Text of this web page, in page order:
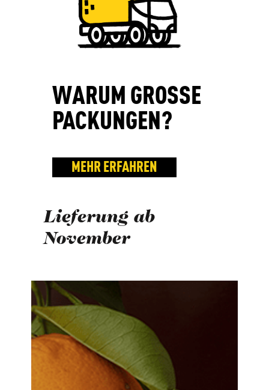
WARUM GROSSE
PACKUNGEN?
MEHR ERFAHREN
Lieferung ab
November